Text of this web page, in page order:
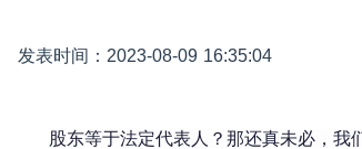
发表时间：2023-08-09 16:35:04
股东等于法定代表人？那还真未必，我